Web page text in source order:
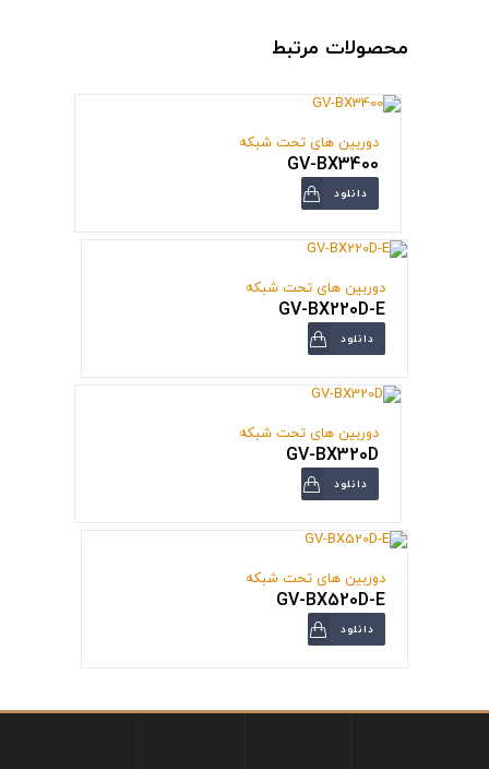
محصولات مرتبط
دوربین های تحت شبکه
GV-BX3400
دانلود
دوربین های تحت شبکه
GV-BX220D-E
دانلود
دوربین های تحت شبکه
GV-BX320D
دانلود
دوربین های تحت شبکه
GV-BX520D-E
دانلود